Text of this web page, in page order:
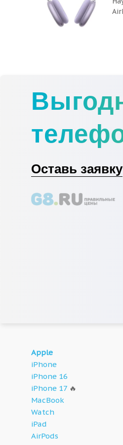
Оставь заявку
Apple
iPhone
iPhone 16
iPhone 17 🔥
MacBook
Watch
iPad
AirPods